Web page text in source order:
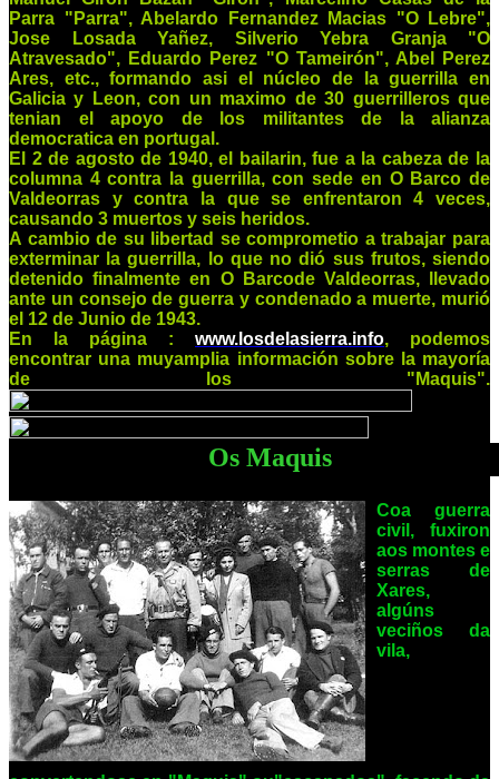
Parra "Parra", Abelardo Fernandez Macias "O Lebre",
Jose Losada Yañez, Silverio Yebra Granja "O
Atravesado", Eduardo Perez "O Tameirón", Abel Perez
Ares, etc., formando asi el núcleo de la guerrilla en
Galicia y Leon, con un maximo de 30 guerrilleros que
tenian el apoyo de los militantes de la alianza
democratica en portugal.
El 2 de agosto de 1940, el bailarin, fue a la cabeza de la
columna 4 contra la guerrilla, con sede en O Barco de
Valdeorras y contra la que se enfrentaron 4 veces,
causando 3 muertos y seis heridos.
A cambio de su libertad se comprometio a trabajar para
exterminar la guerrilla, lo que no dió sus frutos, siendo
detenido finalmente en O Barcode Valdeorras, llevado
ante un consejo de guerra y condenado a muerte, murió
el 12 de Junio de 1943.
En la página : www. losdelasierra.info, podemos
encontrar una muyamplia información sobre la mayoría
de los "Maquis".
Os Maquis
Coa guerra
civil, fuxiron
aos montes e
serras de
Xares,
algúns
veciños da
vila,